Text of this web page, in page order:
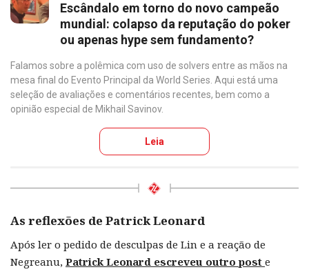
Escândalo em torno do novo campeão
mundial: colapso da reputação do poker
ou apenas hype sem fundamento?
Falamos sobre a polêmica com uso de solvers entre as mãos na
mesa final do Evento Principal da World Series. Aqui está uma
seleção de avaliações e comentários recentes, bem como a
opinião especial de Mikhail Savinov.
Leia
As reflexões de Patrick Leonard
Após ler o pedido de desculpas de Lin e a reação de
Negreanu, Patrick Leonard escreveu outro post e